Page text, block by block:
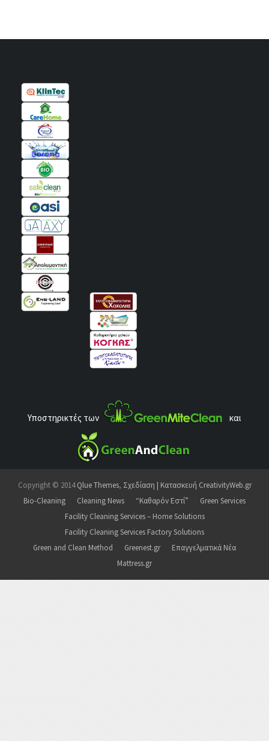
Υποστηρικτές των και
Copyright © 2014Qlue Themes, Σχεδίαση | Κατασκευή CreativityWeb.gr
Bio-Cleaning
Cleaning News “Καθαρόν Εστί”
Green Services
Facility Cleaning Services – Home Solutions
Facility Cleaning Services Factory Solutions
Green and Clean Method
Greenest.gr
Επαγγελματικά Νέα
Mattress.gr